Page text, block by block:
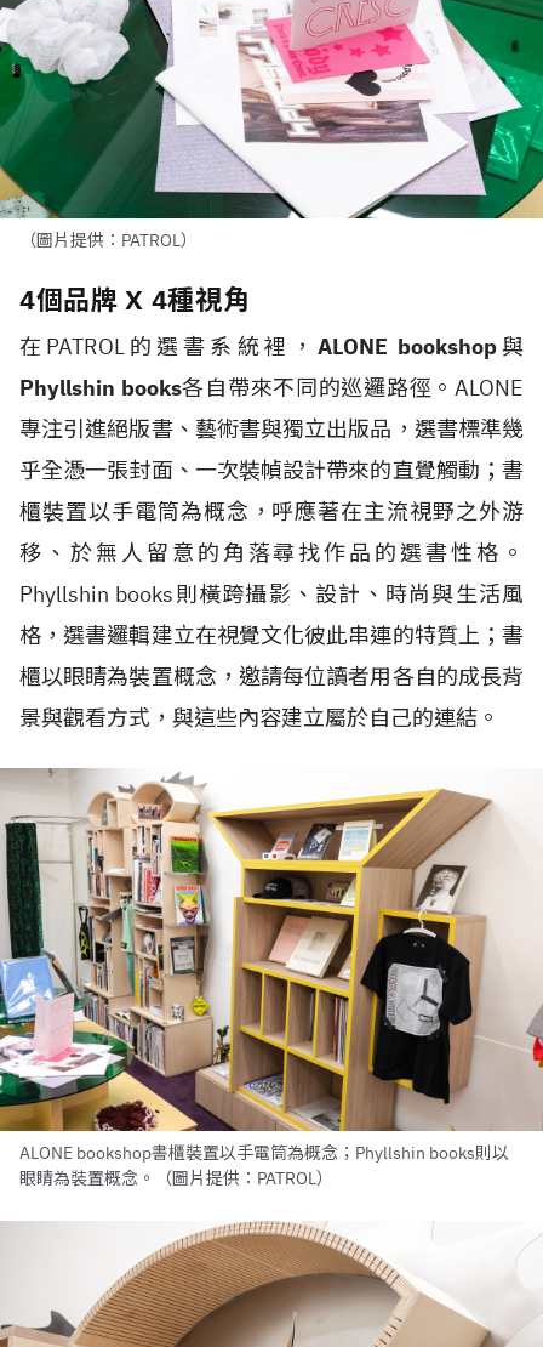
（圖片提供：PATROL）
4個品牌 X 4種視角
在PATROL的選書系統裡， ALONE bookshop與
Phyllshin books各自帶來不同的巡邏路徑。ALONE
專注引進絕版書、藝術書與獨立出版品，選書標準幾
乎全憑一張封面、一次裝幀設計帶來的直覺觸動；書
櫃裝置以手電筒為概念，呼應著在主流視野之外游
移、於無人留意的角落尋找作品的選書性格。
Phyllshin books則橫跨攝影、設計、時尚與生活風
格，選書邏輯建立在視覺文化彼此串連的特質上；書
櫃以眼睛為裝置概念，邀請每位讀者用各自的成長背
景與觀看方式，與這些內容建立屬於自己的連結。
ALONE bookshop書櫃裝置以手電筒為概念；Phyllshin books則以
眼睛為裝置概念。（圖片提供：PATROL）